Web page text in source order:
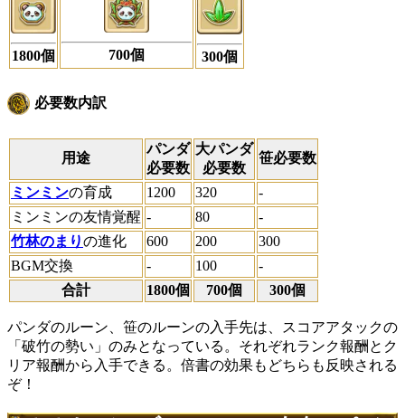
1800個 700個 300個
必要数内訳
用途
パンダ
必要数
大パンダ
必要数
笹必要数
ミンミンの育成 1200 320
-
ミンミンの友情覚醒 - 80
-
竹林のまりの進化 600 200
300
BGM交換
- 100
-
合計
1800個 700個 300個
パンダのルーン、笹のルーンの入手先は、スコアアタックの
「破竹の勢い」のみとなっている。それぞれランク報酬とク
リア報酬から入手できる。倍書の効果もどちらも反映される
ぞ！